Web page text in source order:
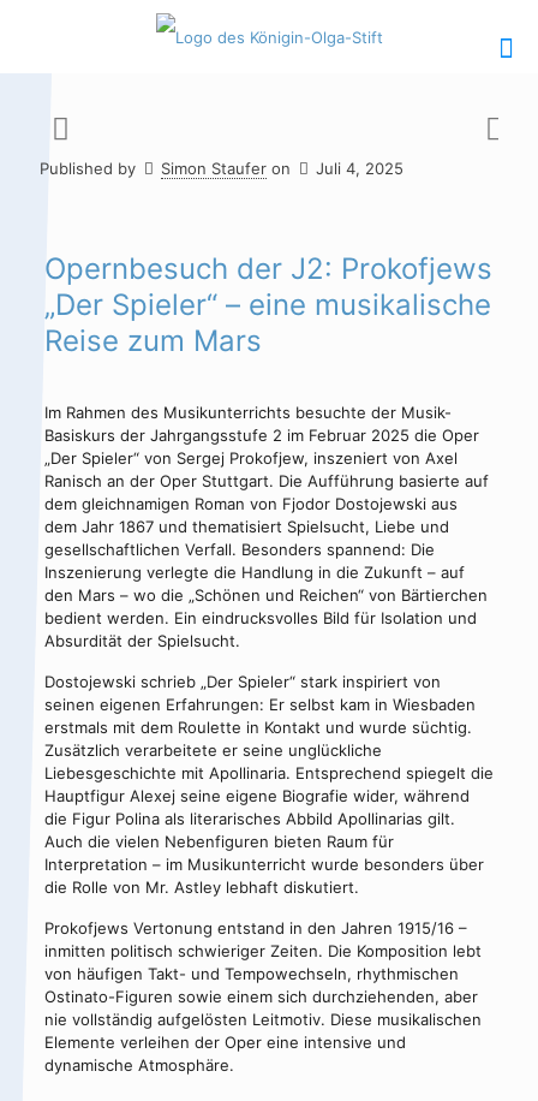
Speiseplan Alt + Shift + S
Kalender Alt + Shift + K
Kontakte /
Alt + Shift +
Published by Simon Staufer on Juli 4, 2025
Opernbesuch der J2: Prokofjews
„Der Spieler“ – eine musikalische
Reise zum Mars
Im Rahmen des Musikunterrichts besuchte der Musik-
Basiskurs der Jahrgangsstufe 2 im Februar 2025 die Oper
„Der Spieler“ von Sergej Prokofjew, inszeniert von Axel
Ranisch an der Oper Stuttgart. Die Aufführung basierte auf
dem gleichnamigen Roman von Fjodor Dostojewski aus
dem Jahr 1867 und thematisiert Spielsucht, Liebe und
gesellschaftlichen Verfall. Besonders spannend: Die
Inszenierung verlegte die Handlung in die Zukunft – auf
den Mars – wo die „Schönen und Reichen“ von Bärtierchen
bedient werden. Ein eindrucksvolles Bild für Isolation und
Absurdität der Spielsucht.
Dostojewski schrieb „Der Spieler“ stark inspiriert von
seinen eigenen Erfahrungen: Er selbst kam in Wiesbaden
erstmals mit dem Roulette in Kontakt und wurde süchtig.
Zusätzlich verarbeitete er seine unglückliche
Liebesgeschichte mit Apollinaria. Entsprechend spiegelt die
Hauptfigur Alexej seine eigene Biografie wider, während
die Figur Polina als literarisches Abbild Apollinarias gilt.
Auch die vielen Nebenfiguren bieten Raum für
Interpretation – im Musikunterricht wurde besonders über
die Rolle von Mr. Astley lebhaft diskutiert.
Prokofjews Vertonung entstand in den Jahren 1915/16 –
inmitten politisch schwieriger Zeiten. Die Komposition lebt
von häufigen Takt- und Tempowechseln, rhythmischen
Ostinato-Figuren sowie einem sich durchziehenden, aber
nie vollständig aufgelösten Leitmotiv. Diese musikalischen
Elemente verleihen der Oper eine intensive und
dynamische Atmosphäre.